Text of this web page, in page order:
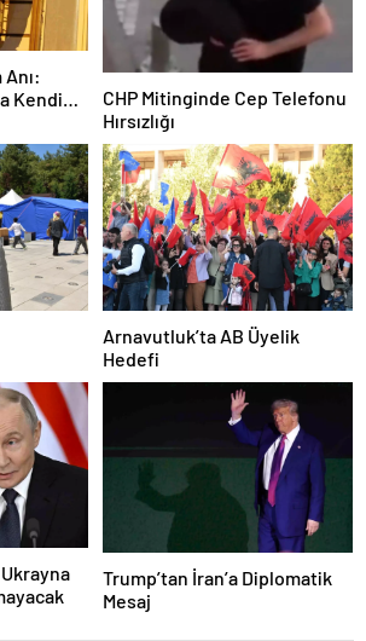
Kendine
CHP Mitinginde Cep Telefonu
Hırsızlığı
Arnavutluk’ta AB Üyelik
Hedefi
Trump’tan İran’a Diplomatik
Mesaj